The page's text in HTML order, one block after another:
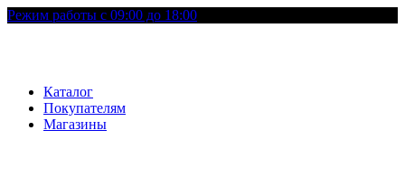
Режим работы с 09:00 до 18:00
Каталог
Покупателям
Магазины